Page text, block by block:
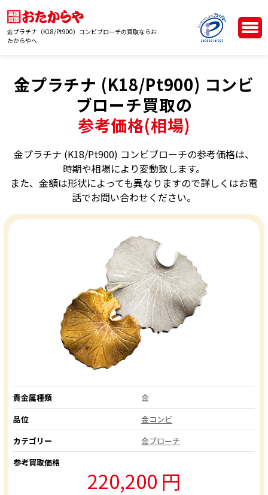
金プラチナ（K18/Pt900）コンビブローチの買取ならお
たからやへ
金プラチナ (K18/Pt900) コンビ
ブローチ買取の
参考価格(相場)
金プラチナ (K18/Pt900) コンビブローチの参考価格は、
時期や相場により変動致します。
また、金額は形状によっても異なりますので詳しくはお電
話でお問い合わせください。
貴金属種類
金
品位
金コンビ
カテゴリー
金ブローチ
参考買取価格
220,200 円